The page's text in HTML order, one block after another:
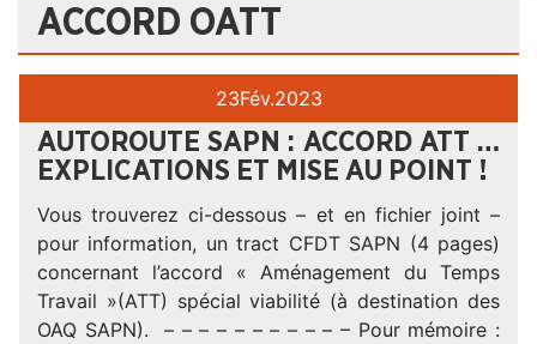
ACCORD OATT
23Fév.2023
AUTOROUTE SAPN : ACCORD ATT …
EXPLICATIONS ET MISE AU POINT !
Vous trouverez ci-dessous – et en fichier joint –
pour information, un tract CFDT SAPN (4 pages)
concernant l’accord « Aménagement du Temps
Travail »(ATT) spécial viabilité (à destination des
OAQ SAPN). – – – – – – – – – – – Pour mémoire :